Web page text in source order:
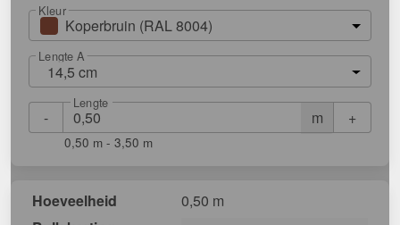
Kleur
Koperbruin (RAL 8004)
Lengte A
14,5 cm
- m
Lengte
+
0,50 m - 3,50 m
Hoeveelheid
0,50 m